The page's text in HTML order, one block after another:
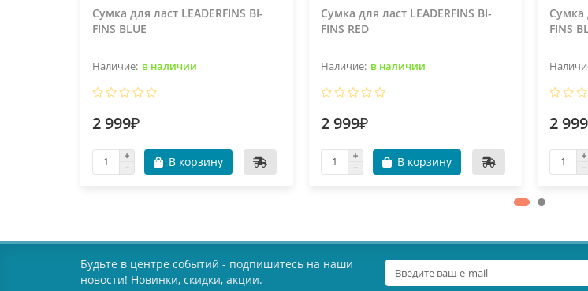
Сумка для ласт LEADERFINS BI-
FINS BLUE
в наличии
2 999₽
В корзину
Сумка для ласт LEADERFINS BI-
FINS RED
в наличии
2 999₽
В корзину
Сумка
FINS
2
Будьте в центре событий - подпишитесь на наши
новости! Новинки, скидки, акции.